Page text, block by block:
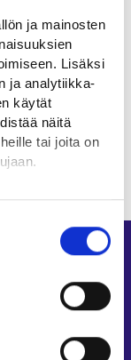
ja mainosten
Lisäksi
ja analytiikka-
käytät
näitä
tai joita on